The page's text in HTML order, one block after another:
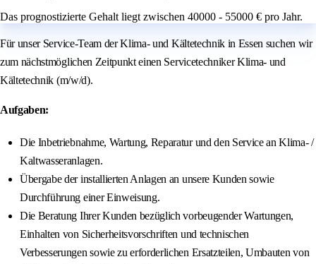
Das prognostizierte Gehalt liegt zwischen 40000 - 55000 € pro Jahr.
Für unser Service-Team der Klima- und Kältetechnik in Essen suchen wir
zum nächstmöglichen Zeitpunkt einen Servicetechniker Klima- und
Kältetechnik (m/w/d).
Aufgaben:
Die Inbetriebnahme, Wartung, Reparatur und den Service an Klima- /
Kaltwasseranlagen.
Übergabe der installierten Anlagen an unsere Kunden sowie
Durchführung einer Einweisung.
Die Beratung Ihrer Kunden bezüglich vorbeugender Wartungen,
Einhalten von Sicherheitsvorschriften und technischen
Verbesserungen sowie zu erforderlichen Ersatzteilen, Umbauten von